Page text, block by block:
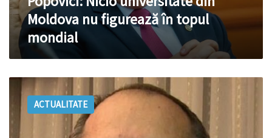
Moldova nu figurează în topul
mondial
INTEGRITATE
SOCIALISTĂ
Cum
ACTUALITATE